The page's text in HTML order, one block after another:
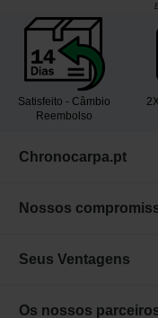
Satisfeito - Câmbio
Reembolso
Chronocarpa.pt
Nossos
Seus Ventagens
Os nossos